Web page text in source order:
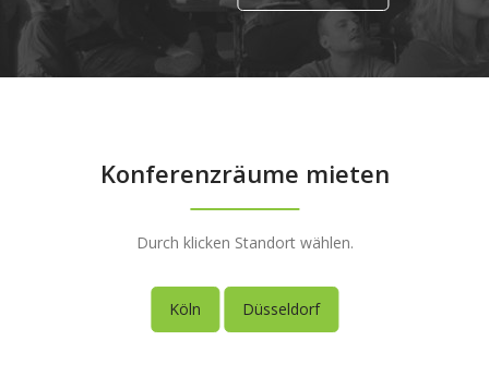
Konferenzräume mieten
Durch klicken Standort wählen.
Köln Düsseldorf